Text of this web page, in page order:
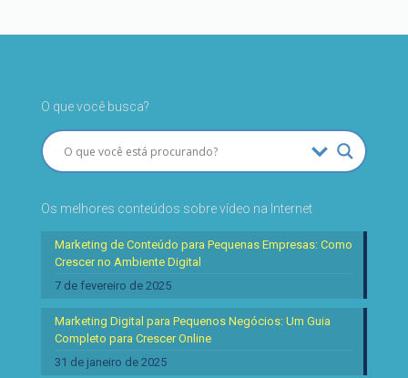
O que você busca?
Os melhores conteúdos sobre vídeo na Internet
Marketing de Conteúdo para Pequenas Empresas: Como
Crescer no Ambiente Digital
7 de fevereiro de 2025
Marketing Digital para Pequenos Negócios: Um Guia
Completo para Crescer Online
31 de janeiro de 2025